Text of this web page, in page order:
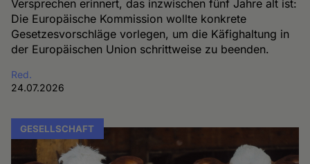
Versprechen erinnert, das inzwischen fünf Jahre alt ist:
Die Europäische Kommission wollte konkrete
Gesetzesvorschläge vorlegen, um die Käfighaltung in
der Europäischen Union schrittweise zu beenden.
Red.
24.07.2026
GESELLSCHAFT